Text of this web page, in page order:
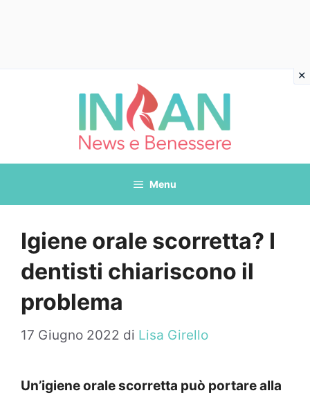
Menu
Igiene orale scorretta? I
dentisti chiariscono il
problema
17 Giugno 2022 di Lisa Girello
Un’igiene orale scorretta può portare alla